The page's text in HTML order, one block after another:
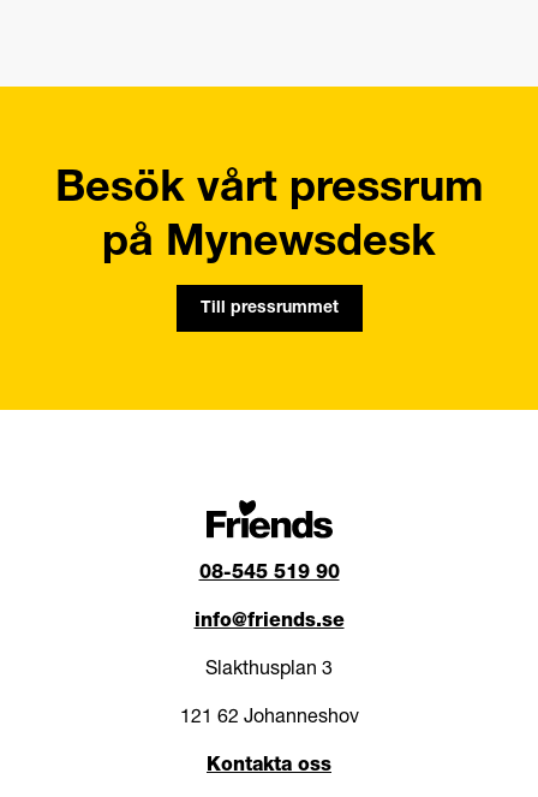
Besök vårt pressrum
på Mynewsdesk
Till pressrummet
08-545 519 90
info@friends.se
Slakthusplan 3
121 62 Johanneshov
Kontakta oss